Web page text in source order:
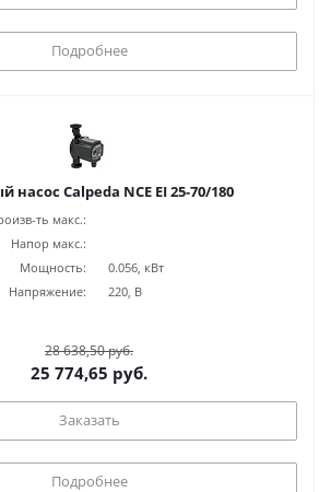
Подробнее
Calpeda NCE EI 25-70/180
ть макс.:
Напор макс.:
Мощность:
0.056, кВт
Напряжение:
220, В
28 638,50 руб.
25 774,65 руб.
Заказать
Подробнее